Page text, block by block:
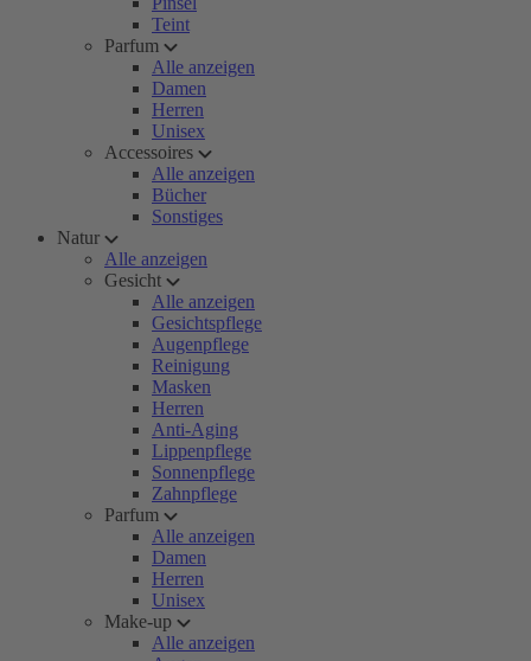
Teint
Parfum
Alle anzeigen
Damen
Herren
Unisex
Accessoires
Alle anzeigen
Bücher
Sonstiges
Natur
Alle anzeigen
Gesicht
Alle anzeigen
Gesichtspflege
Augenpflege
Reinigung
Masken
Herren
Anti-Aging
Lippenpflege
Sonnenpflege
Zahnpflege
Parfum
Alle anzeigen
Damen
Herren
Unisex
Make-up
Alle anzeigen